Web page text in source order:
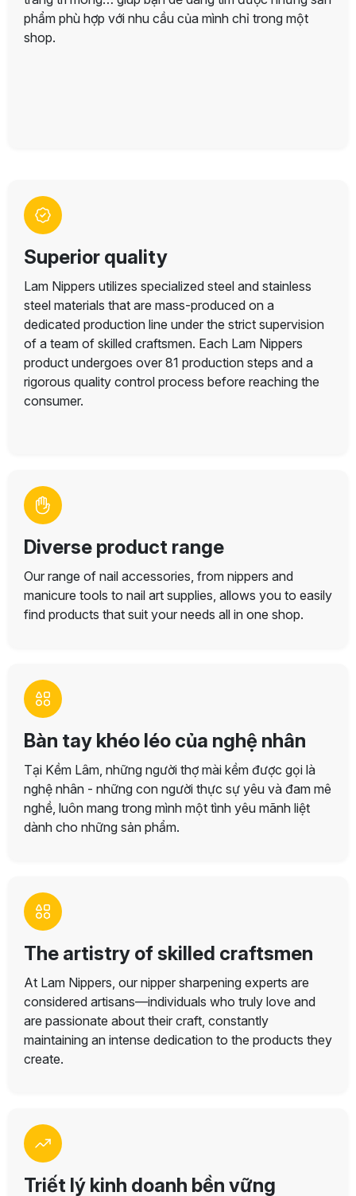
phẩm phù hợp với nhu cầu của mình chỉ trong một
shop.
Superior quality
Lam Nippers utilizes specialized steel and stainless
steel materials that are mass-produced on a
dedicated production line under the strict supervision
of a team of skilled craftsmen. Each Lam Nippers
product undergoes over 81 production steps and a
rigorous quality control process before reaching the
consumer.
Diverse product range
Our range of nail accessories, from nippers and
manicure tools to nail art supplies, allows you to easily
find products that suit your needs all in one shop.
Bàn tay khéo léo của nghệ nhân
Tại Kềm Lâm, những người thợ mài kềm được gọi là
nghệ nhân - những con người thực sự yêu và đam mê
nghề, luôn mang trong mình một tình yêu mãnh liệt
dành cho những sản phẩm.
The artistry of skilled craftsmen
At Lam Nippers, our nipper sharpening experts are
considered artisans—individuals who truly love and
are passionate about their craft, constantly
maintaining an intense dedication to the products they
create.
Triết lý kinh doanh bền vững